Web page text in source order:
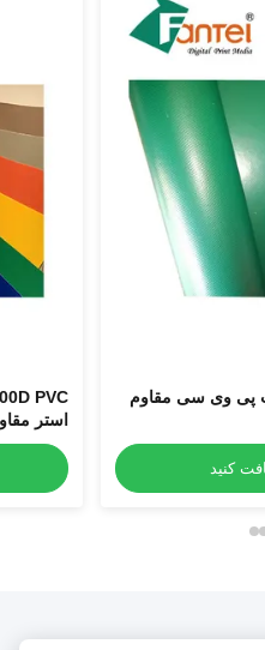
پی وی سی مقاوم
کنید
استر